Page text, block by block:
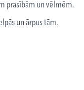
prasībām un vēlmēm.
un ārpus tām.